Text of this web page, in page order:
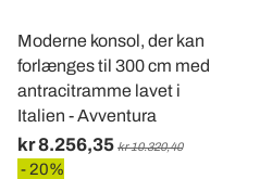
Moderne konsol, der kan
forlænges til 300 cm med
antracitramme lavet i
Italien - Avventura
kr 8.256,35 kr 10.320,40
- 20%